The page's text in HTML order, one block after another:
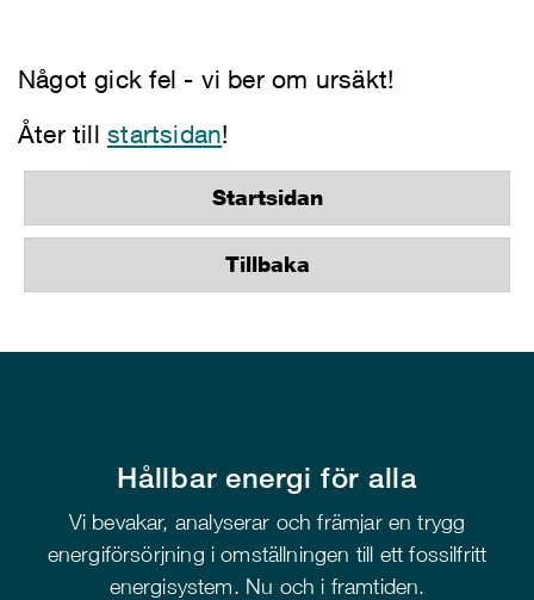
Något gick fel - vi ber om ursäkt!
Åter tillstartsidan!
Startsidan
Tillbaka
Hållbar energi för alla
Vi bevakar, analyserar och främjar en trygg
energiförsörjning i omställningen till ett fossilfritt
energisystem. Nu och i framtiden.